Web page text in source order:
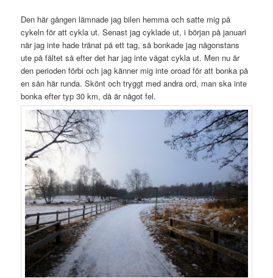
Den här gången lämnade jag bilen hemma och satte mig på
cykeln för att cykla ut. Senast jag cyklade ut, i början på januari
när jag inte hade tränat på ett tag, så bonkade jag någonstans
ute på fältet så efter det har jag inte vågat cykla ut. Men nu är
den perioden förbi och jag känner mig inte oroad för att bonka på
en sån här runda. Skönt och tryggt med andra ord, man ska inte
bonka efter typ 30 km, då är något fel.